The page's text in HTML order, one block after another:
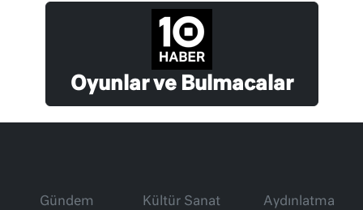
Oyunlar ve Bulmacalar
Gündem
Kültür Sanat
Aydınlatma